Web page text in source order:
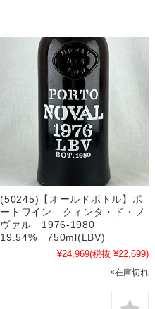
(50245)【オールドボトル】ポ
ートワイン クィンタ・ド・ノ
ヴァル 1976-1980
19.54% 750ml(LBV)
¥24,969(税抜 ¥22,699)
×在庫切れ